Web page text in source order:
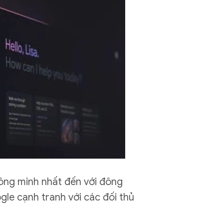
minh nhất đến với đông
cạnh tranh với các đối thủ